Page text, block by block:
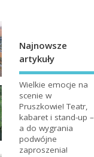
Najnowsze
artykuły
Wielkie emocje na
scenie w
Pruszkowie! Teatr,
kabaret i stand-up –
a do wygrania
podwójne
zaproszenia!